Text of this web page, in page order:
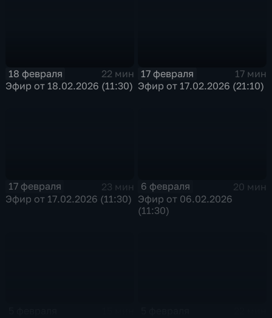
18 февраля
22 мин
Эфир от 18.02.2026 (11:30)
17 февраля
17 мин
Эфир от 17.02.2026 (21:10)
17 февраля
23 мин
Эфир от 17.02.2026 (11:30)
6 февраля
20 мин
Эфир от 06.02.2026
(11:30)